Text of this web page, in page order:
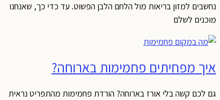
נחשבים למזון בריאות מול הלחם הלבן הפשוט. עד כדי כך, שאנחנו
מוכנים לשלם
איך מפחיתים פחמימות בארוחה?
גם לכם קשה בלי אורז בארוחה? הורדת פחמימות מהתפריט נראית